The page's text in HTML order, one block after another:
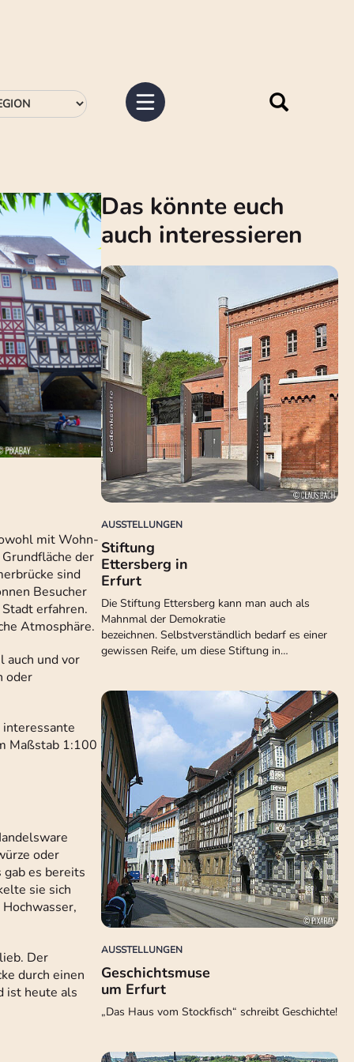
mit Wohn-
der
sind
Besucher
erfahren.
Atmosphäre.
auch und vor
oder
Maßstab 1:100
oder
es bereits
sie sich
Der
durch einen
ist heute als
Das könnte euch
auch interessieren
AUSSTELLUNGEN
Stiftung
Ettersberg in
Erfurt
Die Stiftung Ettersberg kann man auch als
Mahnmal der Demokratie
bezeichnen. Selbstverständlich bedarf es einer
gewissen Reife, um diese Stiftung in…
AUSSTELLUNGEN
Geschichtsmuse
um Erfurt
„Das Haus vom Stockfisch“ schreibt Geschichte!